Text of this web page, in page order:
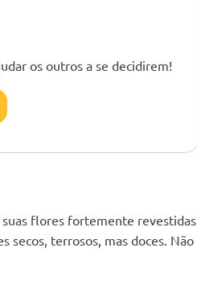
os outros a se decidirem!
suas flores fortemente revestidas
secos, terrosos, mas doces. Não